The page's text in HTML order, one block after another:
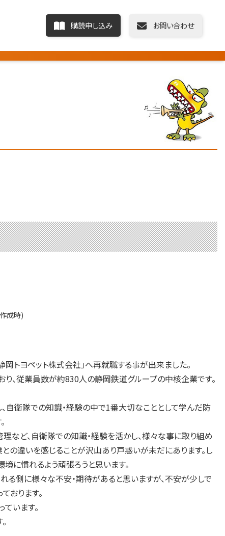
購読申し込み お問い合わせ
成時)
ヨペット株式会社」へ再就職する事が出来ました。
、従業員数が約830人の静岡鉄道グループの中核企業です。
衛隊での知識・経験の中で1番大切なこととして学んだ防
など、自衛隊での知識・経験を活かし、様々な事に取り組め
の違いを感じることが沢山あり戸惑いが未だにあります。し
に慣れるよう頑張ろうと思います。
る側に様々な不安・期待があると思いますが、不安が少しで
おります。
います。